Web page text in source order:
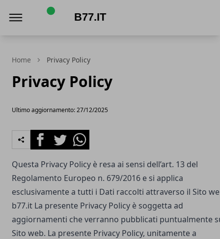
Home Privacy Policy
Privacy Policy
Ultimo aggiornamento: 27/12/2025
FacebookTwitterWhatsapp
Questa Privacy Policy è resa ai sensi dell’art. 13 del
Regolamento Europeo n. 679/2016 e si applica
esclusivamente a tutti i Dati raccolti attraverso il Sito
b77.it La presente Privacy Policy è soggetta ad
aggiornamenti che verranno pubblicati puntualmente
Sito web. La presente Privacy Policy, unitamente a